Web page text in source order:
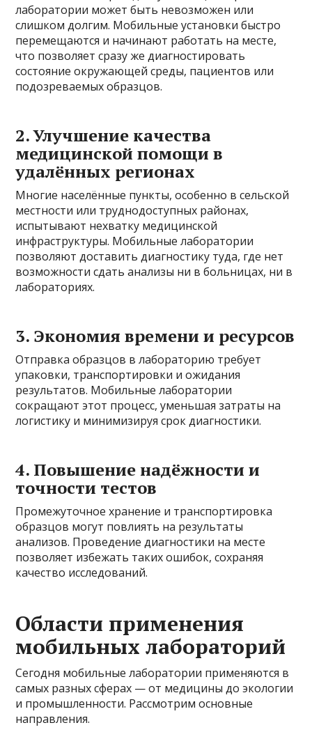
лаборатории может быть невозможен или
слишком долгим. Мобильные установки быстро
перемещаются и начинают работать на месте,
что позволяет сразу же диагностировать
состояние окружающей среды, пациентов или
подозреваемых образцов.
2. Улучшение качества
медицинской помощи в
удалённых регионах
Многие населённые пункты, особенно в сельской
местности или труднодоступных районах,
испытывают нехватку медицинской
инфраструктуры. Мобильные лаборатории
позволяют доставить диагностику туда, где нет
возможности сдать анализы ни в больницах, ни в
лабораториях.
3. Экономия времени и ресурсов
Отправка образцов в лабораторию требует
упаковки, транспортировки и ожидания
результатов. Мобильные лаборатории
сокращают этот процесс, уменьшая затраты на
логистику и минимизируя срок диагностики.
4. Повышение надёжности и
точности тестов
Промежуточное хранение и транспортировка
образцов могут повлиять на результаты
анализов. Проведение диагностики на месте
позволяет избежать таких ошибок, сохраняя
качество исследований.
Области применения
мобильных лабораторий
Сегодня мобильные лаборатории применяются в
самых разных сферах — от медицины до экологии
и промышленности. Рассмотрим основные
направления.